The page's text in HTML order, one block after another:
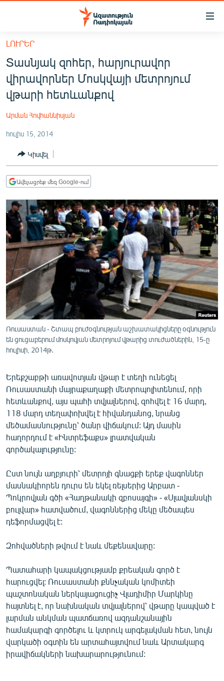
Մատչելիության
հիմնական
բովանդակությանը
Անցնել
հիմնական
մենյուին
ՀԱՅԱՍՏԱՆ
ՔԱՂԱՔԱԿԱՆ
ՏՆՏԵՍՈՒԹՅՈՒՆ
ՂԱՐԱԲԱՂ
ՏԱՐԱԾԱՇՐՋԱՆ
ՄԻՋԱԶԳԱՅԻՆ
ՄՇԱԿՈՒՅԹ
ՍՊՈՐՏ
ՄԵԿՆԱԲԱՆՈՒԹՅՈՒՆ
ՏՏ ԵՒ ԻՆՏԵՐՆԵՏ
ԱՐԽԻՎ
ԲԱՆԱՎԵՃ
ՁԳՏԵԼՈՎ ԼԱՎԱԳՈՒՅՆԻՆ
ՓՈԴՔԱՍԹ
Հայերեն
Русский
ՀԵՏԵՎԵՔ ՄԵԶ
«Ազատության» բոլոր կայքերը
ԼՈՒՐԵՐ
Տասնյակ զոհեր, հարյուրավոր
վիրավորներ Մոսկվայի մետրոյում
վթարի հետևանքով
Արման Հովհաննիսյան
հուլիս 15, 2014
Կիսվել
Ավելացրեք մեզ Google-ում
Ռուսաստան - Շտապ բուժօգնության աշխատակիցները օգնություն
են ցուցաբերում մոսկովյան մետրոյում վթարից տուժածներին, 15-ը
հուլիսի, 2014թ․
Երեքշաբթի առավոտյան վթար է տեղի ունեցել
Ռուսաստանի մայրաքաղաքի մետրոպոլիտենում, որի
հետևանքով, այս պահի տվյալներով, զոհվել է 16 մարդ,
118 մարդ տեղափոխվել է հիվանդանոց, նրանց
մեծամասնությունը՝ ծանր վիճակում: Այդ մասին
հաղորդում է «Ինտրեֆաքս» լրատվական
գործակալությունը:
Ըստ նույն աղբյուրի՝ մետրոյի գնացքի երեք վագոններ
մասնակիորեն դուրս են եկել ռելսերից Արբատ -
Պոկրովյան գծի «Հաղթանակի զբոսայգի» - «Սլավյանսկի
բուլվար» հատվածում, վագոններից մեկը մեծապես
դեֆորմացվել է:
Զոհվածների թվում է նաև մեքենավարը:
Պատահարի կապակցությամբ քրեական գործ է
հարուցվել: Ռուսաստանի քննչական կոմիտեի
պաշտոնական ներկայացուցիչ Վլադիմիր Մարկինը
հայտնել է, որ նախնական տվյալներով՝ վթարը կապված է
լարման անկման պատճառով ազդանշանային
համակարգի գործելու և կտրուկ արգելակման հետ, նույն
վարկածի օգտին են արտահայտվում նաև Արտակարգ
իրավիճակների նախարարությունում: